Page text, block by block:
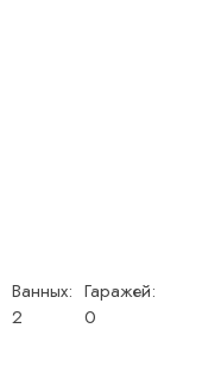
Ванных:
2
Гаражей:
0